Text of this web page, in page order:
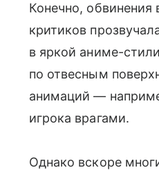
Конечно, обвинения
критиков
в яркой аниме-
по отвесным
анимаций —
игрока врагами.
Однако вскоре